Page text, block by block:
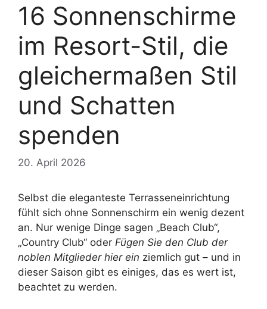
16 Sonnenschirme
im Resort-Stil, die
gleichermaßen Stil
und Schatten
spenden
20. April 2026
Selbst die eleganteste Terrasseneinrichtung
fühlt sich ohne Sonnenschirm ein wenig dezent
an. Nur wenige Dinge sagen „Beach Club“,
„Country Club“ oder Fügen Sie den Club der
noblen Mitglieder hier ein ziemlich gut – und in
dieser Saison gibt es einiges, das es wert ist,
beachtet zu werden.